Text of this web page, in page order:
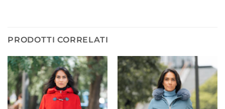
PRODOTTI CORRELATI